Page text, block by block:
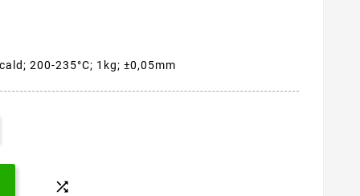
200-235°C; 1kg; ±0,05mm
